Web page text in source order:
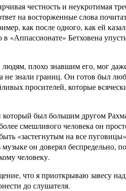
честность и неукротимая
на восторженные слова
как после одного, как ей
«Аппассионате» Бетховена
плохо знавшим его, мог даже
не знали границ. Он готов был
просителей, которые
был большим другом
смешливого человека он
«застегнутым на все
он доверял беспредельно,
человеку.
что я приоткрываю завесу
до слушателя.